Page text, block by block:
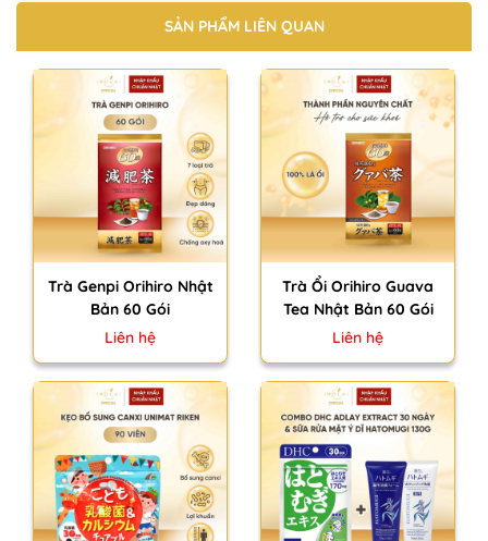
SẢN PHẨM LIÊN QUAN
Trà Genpi Orihiro Nhật
Bản 60 Gói
Liên hệ
Trà Ổi Orihiro Guava
Tea Nhật Bản 60 Gói
Liên hệ